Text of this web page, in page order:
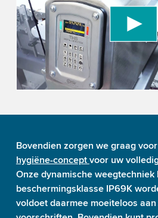
We use a third party service
content that may collect data
Please review the details and
to watch this video.
Accept More
Bovendien zorgen we graag
hygiëne-concept voor uw
Onze dynamische weegtechniek
beschermingsklasse IP69K
voldoet daarmee moeiteloos